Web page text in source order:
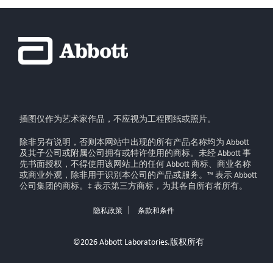
插图仅作为艺术家作品，不应视为工程图纸或照片。
除非另有说明，否则本网站中出现的所有产品名称均为 Abbott
及其子公司或附属公司拥有或特许使用的商标。未经 Abbott 事
先书面授权，不得使用该网站上的任何 Abbott 商标、商业名称
或商业外观，除非用于识别本公司的产品或服务。™ 表示 Abbott
公司集团的商标。‡ 表示第三方商标，为其各自所有者所有。
隐私政策 条款和条件
©2026 Abbott Laboratories.版权所有